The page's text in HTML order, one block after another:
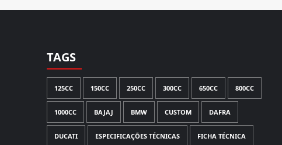
TAGS
125CC 150CC 250CC 300CC 650CC 800CC
1000CC BAJAJ BMW CUSTOM DAFRA
DUCATI ESPECIFICAÇÕES TÉCNICAS FICHA TÉCNICA